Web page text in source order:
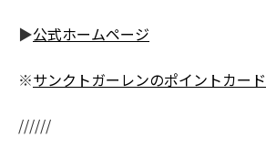
▶公式ホームページ
※サンクトガーレンのポイントカード
//////